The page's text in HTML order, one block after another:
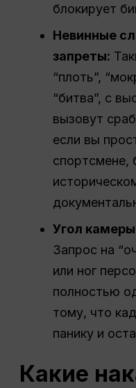
блокирует
Невинные
запреты:
“плоть”,
“битва”, с
вызовут
если вы
спортсмене,
Угол
Запрос на
или ног
полностью
тому, что
панику и
Какие